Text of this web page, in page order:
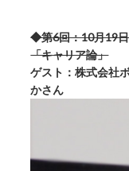
◆第6回：10月19
「キャリア論」
ゲスト：株式会社
かさん